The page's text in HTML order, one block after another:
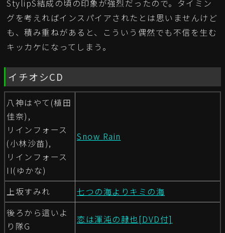
StylipS結成の頃の印象が強烈だったので。タイミン
グを考えればインスパイアされたとは思いませんけど
も、積み重ねがあると、こういう偶然でも不信を生む
キッカケになってしまう。
イチオシCD
八神はやて(植田
佳奈),
リインフォース
(小林沙苗),
リインフォース
II(ゆかな)
Snow Rain
上坂すみれ
七つの海よりキミの海
後ろから這いよ
り隊G
恋は渾沌の隷也[DVD付]